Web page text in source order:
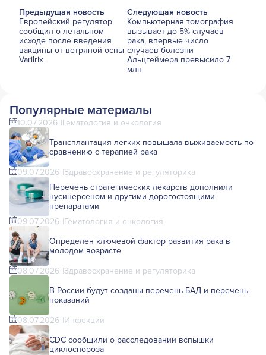
Предыдущая новость
Европейский регулятор
сообщил о летальном
исходе после введения
вакцины от ветряной оспы
Varilrix
Следующая новость
Компьютерная томография
вызывает до 5% случаев
рака, впервые число
случаев болезни
Альцгеймера превысило 7
млн
Популярные материалы
10.07.2026 Гематология и онкология
Трансплантация легких повышала выживаемость по
сравнению с терапией рака
09.07.2026 Здравоохранение и регуляторика
Перечень стратегических лекарств дополнили
нусинерсеном и другими дорогостоящими
препаратами
09.07.2026 Гематология и онкология
Определен ключевой фактор развития рака в
молодом возрасте
08.07.2026 Здравоохранение и регуляторика
В России будут созданы перечень БАД и перечень
показаний
08.07.2026 Инфекции
CDC сообщили о расследовании вспышки
циклоспороза